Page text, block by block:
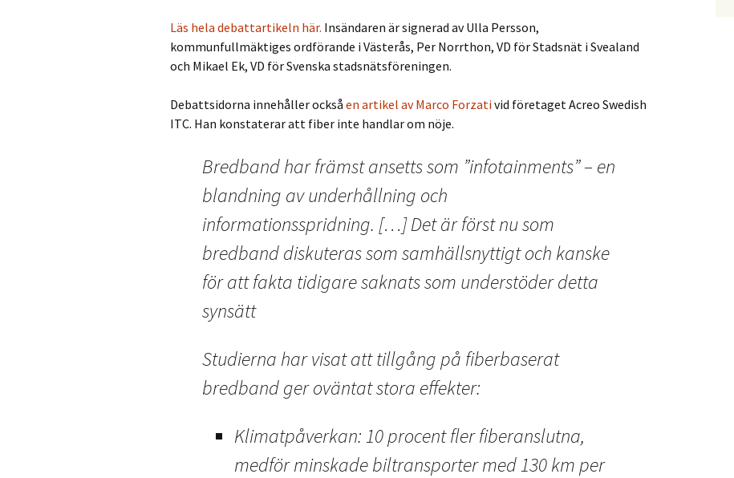
Läs hela debattartikeln här. Insändaren är signerad av Ulla Persson,
kommunfullmäktiges ordförande i Västerås, Per Norrthon, VD för Stadsnät i Svealand
och Mikael Ek, VD för Svenska stadsnätsföreningen.
Debattsidorna innehåller också en artikel av Marco Forzativid företaget Acreo Swedish
ITC. Han konstaterar att fiber inte handlar om nöje.
Bredband har främst ansetts som ”infotainments” – en
blandning av underhållning och
informationsspridning. […] Det är först nu som
bredband diskuteras som samhällsnyttigt och kanske
för att fakta tidigare saknats som understöder detta
synsätt
Studierna har visat att tillgång på fiberbaserat
bredband ger oväntat stora effekter:
Klimatpåverkan: 10 procent fler fiberanslutna,
medför minskade biltransporter med 130 km per